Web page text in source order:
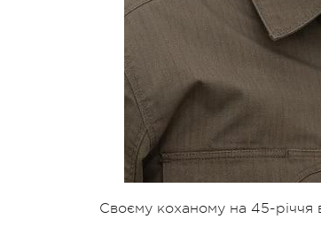
Своєму коханому на 45-